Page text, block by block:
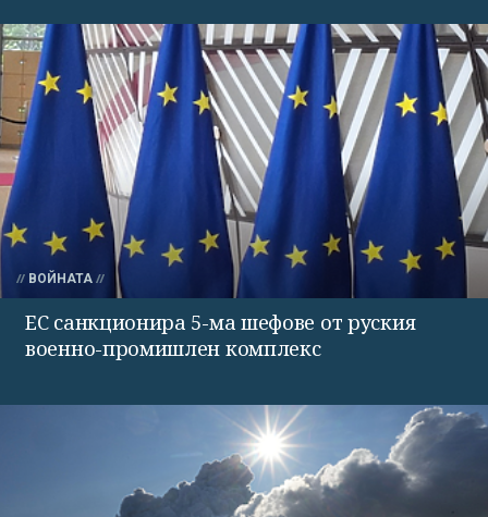
ВОЙНАТА
ЕС санкционира 5-ма шефове от руския
военно-промишлен комплекс